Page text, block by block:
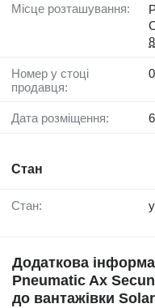
Місце розташування:
Номер у стоці
продавця:
Дата розміщення:
Стан
Стан:
Додаткова
Pneumatic Ax
до вантажівки